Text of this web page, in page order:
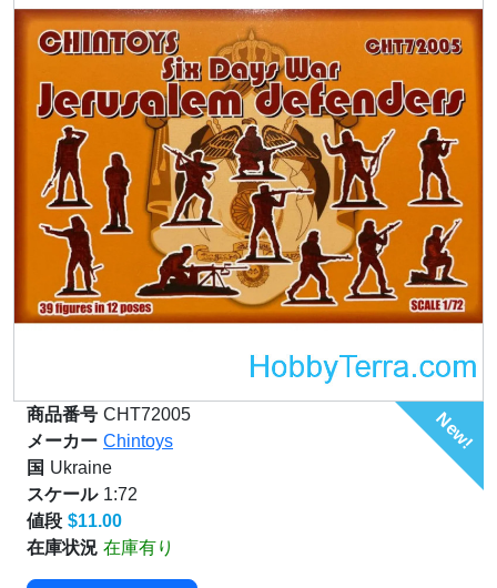
New!
商品番号 CHT72005
メーカー Chintoys
国 Ukraine
スケール 1:72
値段 $11.00
在庫状況 在庫有り